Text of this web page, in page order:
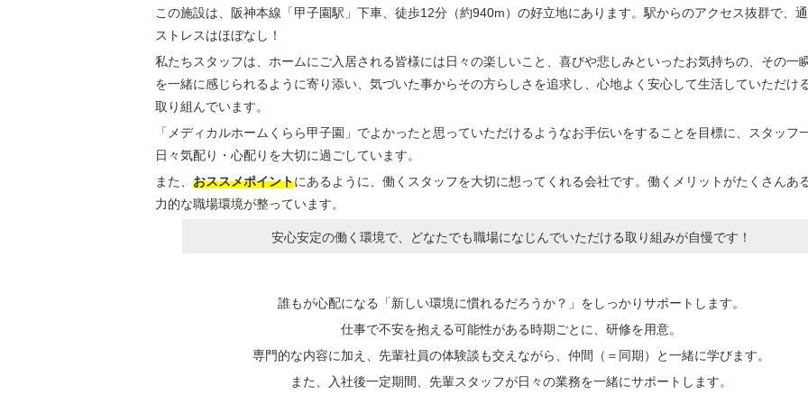
この施設は、阪神本線「甲子園駅」下車、徒歩12分（約940m）の好立地にあります。駅からのアクセス抜群で、
ストレスはほぼなし！
私たちスタッフは、ホームにご入居される皆様には日々の楽しいこと、喜びや悲しみといったお気持ちの、その一
を一緒に感じられるように寄り添い、気づいた事からその方らしさを追求し、心地よく安心して生活していただけ
取り組んでいます。
「メディカルホームくらら甲子園」でよかったと思っていただけるようなお手伝いをすることを目標に、スタッフ
日々気配り・心配りを大切に過ごしています。
また、 おススメポイントにあるように、働くスタッフを大切に想ってくれる会社です。働くメリットがたくさんあ
力的な職場環境が整っています。
安心安定の働く環境で、どなたでも職場になじんでいただける取り組みが自慢です！
誰もが心配になる 「新しい環境に慣れるだろうか？」 をしっかりサポートします。
仕事で不安を抱える可能性がある時期ごとに、研修を用意。
専門的な内容に加え、先輩社員の体験談も交えながら、仲間（＝同期）と一緒に学びます。
また、入社後一定期間、先輩スタッフが日々の業務を一緒にサポートします。